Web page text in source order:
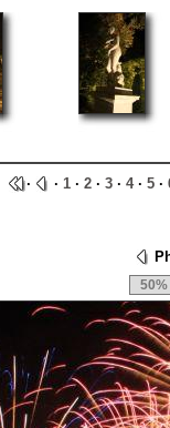
· · 1 · 2 · 3 · 4· 5 ·